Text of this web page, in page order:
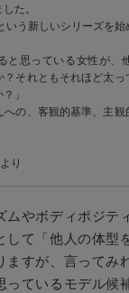
た。
いう新しいシリーズを始
と思っている女性が、
？それともそれほど太
」
への、客観的基準、主
より
ムやボディポジテ
して「他人の体型
ますが、言ってみ
っているモデル候